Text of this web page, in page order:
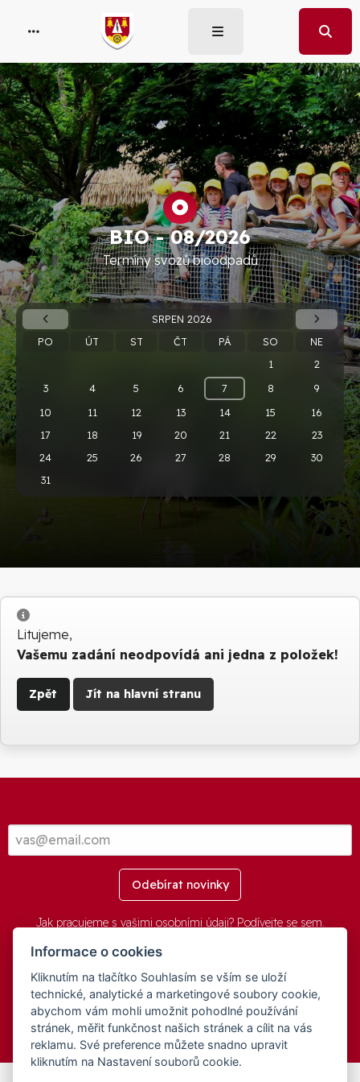
BIO -08/2026
Termíny svozů bioodpadů
SRPEN 2026
PO
ÚT ST ČT PÁ SO
NE
1
2
3
4 5 6 7 8
9
10
11 12 13 14 15
16
17
18 19 20 21 22
23
24
25 26 27 28 29
30
31
Info
Litujeme,
Vašemu zadání neodpovídá ani jedna z položek!
Zpět Jít na hlavní stranu
Odebírat novinky
Jak pracujeme s vašimi osobními údaji? Podívejte se sem.
© 2016-2026 -aGovernment.cz&Obec Oznice. Software:
aGovernment, Verze:4.0.1.1 - Beta. Číslo Licence: 74274001
Všechna práva vyhrazenaOchrana osobních údajů,Přístupnost
Informace o cookies
Kliknutím na tlačítko Souhlasím se vším se uloží
technické, analytické a marketingové soubory cookie,
abychom vám mohli umožnit pohodlné používání
stránek, měřit funkčnost našich stránek a cílit na vás
reklamu. Své preference můžete snadno upravit
kliknutím na Nastavení souborů cookie.